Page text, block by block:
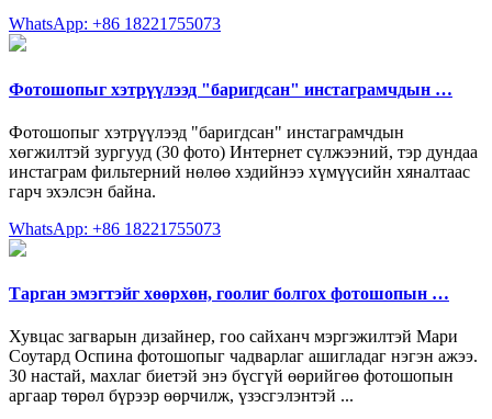
WhatsApp: +86 18221755073
Фотошопыг хэтрүүлээд "баригдсан" инстаграмчдын …
Фотошопыг хэтрүүлээд "баригдсан" инстаграмчдын
хөгжилтэй зургууд (30 фото) Интернет сүлжээний, тэр дундаа
инстаграм фильтерний нөлөө хэдийнээ хүмүүсийн хяналтаас
гарч эхэлсэн байна.
WhatsApp: +86 18221755073
Тарган эмэгтэйг хөөрхөн, гоолиг болгох фотошопын …
Хувцас загварын дизайнер, гоо сайханч мэргэжилтэй Мари
Соутард Оспина фотошопыг чадварлаг ашигладаг нэгэн ажээ.
30 настай, махлаг биетэй энэ бүсгүй өөрийгөө фотошопын
аргаар төрөл бүрээр өөрчилж, үзэсгэлэнтэй ...